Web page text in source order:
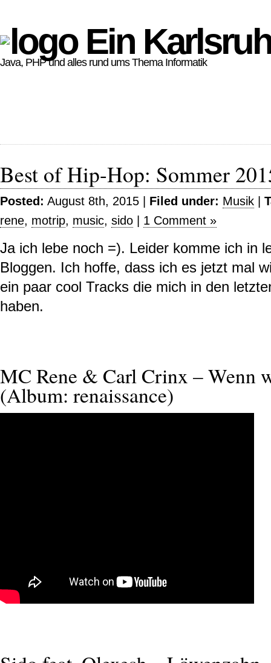
Ein
Java, PHP und alles rund ums Thema Informatik
Best of Hip-Hop: Sommer
Posted: August 8th, 2015 | Filed under: Musik
rene, motrip, music, sido 1 Comment »
Ja ich lebe noch =). Leider komme ich in
Bloggen. Ich hoffe, dass ich es jetzt mal
ein paar cool Tracks die mich in den
haben.
MC Rene & Carl Crinx – Wenn
(Album: renaissance)